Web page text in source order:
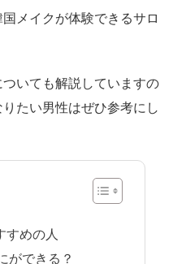
メイクが体験できるサロ
いても解説していますの
たい男性はぜひ参考にし
すめの人
ができる？